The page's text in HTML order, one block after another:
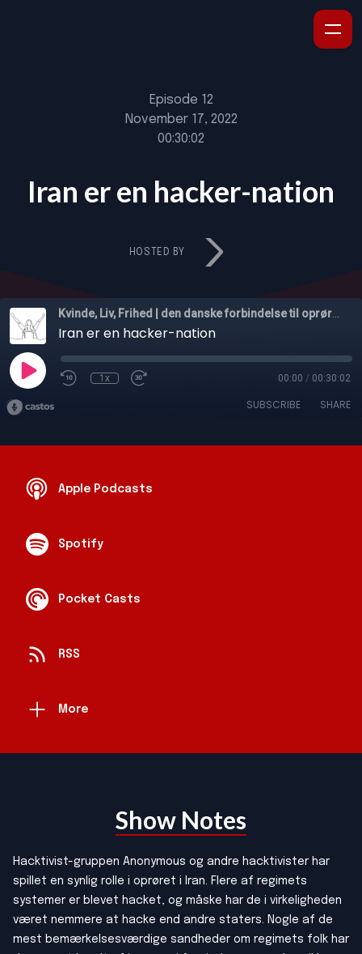
Episode 12
November 17, 2022
00:30:02
Iran er en hacker-nation
HOSTED BY
Iran er en hacker-nation
1x 00:00 / 00:30:02
SUBSCRIBE SHARE
Apple Podcasts
Spotify
Pocket Casts
RSS
More
Show Notes
Hacktivist-gruppen Anonymous og andre hacktivister har
spillet en synlig rolle i oprøret i Iran. Flere af regimets
systemer er blevet hacket, og måske har de i virkeligheden
været nemmere at hacke end andre staters. Nogle af de
mest bemærkelsesværdige sandheder om regimets folk har